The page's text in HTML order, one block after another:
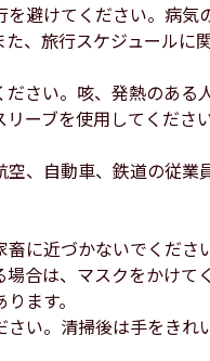
避けてください。病気
、旅行スケジュールに
さい。咳、発熱のある
ーブを使用してくださ
、自動車、鉄道の従
に近づかないでくださ
合は、マスクをかけて
ます。
い。清掃後は手をきれ